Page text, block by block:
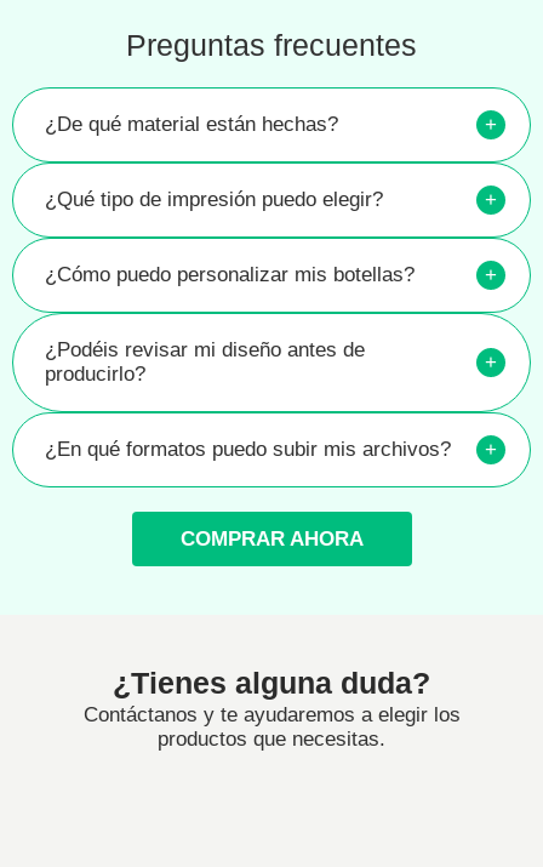
Preguntas frecuentes
¿De qué material están hechas? +
¿Qué tipo de impresión puedo elegir? +
¿Cómo puedo personalizar mis botellas? +
¿Podéis revisar mi diseño antes de
producirlo?
+
¿En qué formatos puedo subir mis archivos? +
COMPRAR AHORA
¿Tienes alguna duda?
Contáctanos y te ayudaremos a elegir los
productos que necesitas.